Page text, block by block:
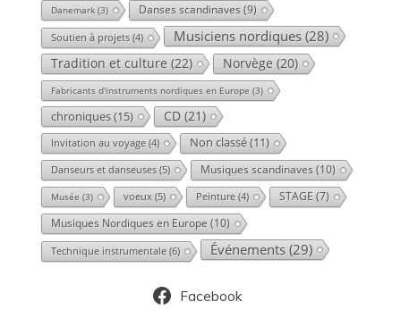
Danemark(3) Danses scandinaves (9)
Soutien à projets(4) Musiciens nordiques(28)
Tradition et culture (22) Norvège (20)
Fabricants d'instruments nordiques en Europe (3)
chroniques(15) CD(21)
Invitation au voyage(4) Non classé(11)
Danseurs et danseuses(5) Musiques scandinaves (10)
Musée (3) voeux(5) Peinture(4) STAGE (7)
Musiques Nordiques en Europe (10)
Technique instrumentale(6) Événements(29)
Facebook